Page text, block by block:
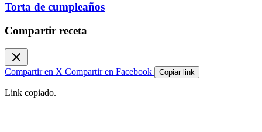
Torta de cumpleaños
Compartir receta
Compartir en X Compartir en Facebook Copiar link
Link copiado.